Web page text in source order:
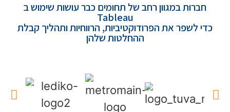
חברות במגוון רחב של תחומים כבר עושות שימוש ב
Tableau
כדי לשפר את הפרודוקטיביות, הרווחיות ותהליך קבלת
ההחלטות שלהן